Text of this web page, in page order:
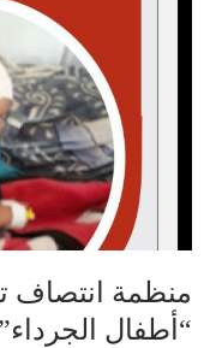
منظمة انتصاف
“أطفال الجرداء”